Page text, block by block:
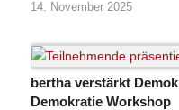
14. November 2025
bertha verstärkt
Demokratie Workshop